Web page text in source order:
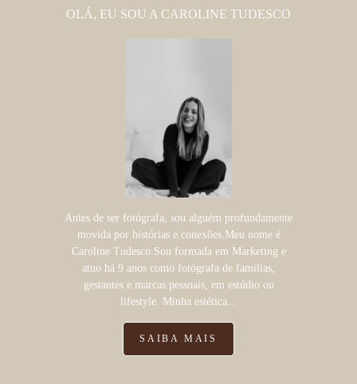
OLÁ, EU SOU A CAROLINE TUDESCO
Antes de ser fotógrafa, sou alguém profundamente
movida por histórias e conexões.Meu nome é
Caroline Tudesco.Sou formada em Marketing e
atuo há 9 anos como fotógrafa de famílias,
gestantes e marcas pessoais, em estúdio ou
lifestyle. Minha estética...
SAIBA MAIS